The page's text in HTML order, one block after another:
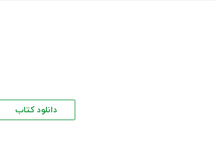
دانلود کتاب